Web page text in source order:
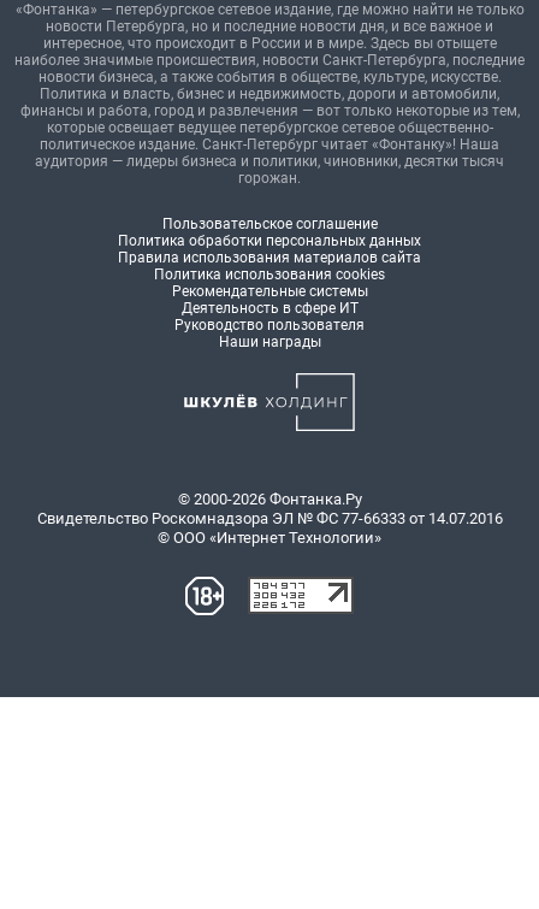
«Фонтанка» — петербургское сетевое издание, где можно найти не только
новости Петербурга, но и последние новости дня, и все важное и
интересное, что происходит в России и в мире. Здесь вы отыщете
наиболее значимые происшествия, новости Санкт-Петербурга, последние
новости бизнеса, а также события в обществе, культуре, искусстве.
Политика и власть, бизнес и недвижимость, дороги и автомобили,
финансы и работа, город и развлечения — вот только некоторые из тем,
которые освещает ведущее петербургское сетевое общественно-
политическое издание. Санкт-Петербург читает «Фонтанку»! Наша
аудитория — лидеры бизнеса и политики, чиновники, десятки тысяч
горожан.
Пользовательское соглашение
Политика обработки персональных данных
Правила использования материалов сайта
Политика использования cookies
Рекомендательные системы
Деятельность в сфере ИТ
Руководство пользователя
Наши награды
© 2000-2026 Фонтанка.Ру
Свидетельство Роскомнадзора ЭЛ № ФС 77-66333 от 14.07.2016
© ООО «Интернет Технологии»